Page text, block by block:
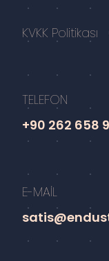
KVKK Politikası
TELEFON
+90 262 658
E-MAİL